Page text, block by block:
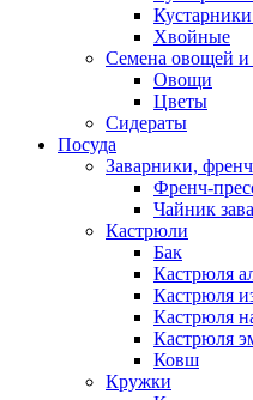
Хвойные
Семена овощей и
Овощи
Цветы
Сидераты
Посуда
Заварники,
Френч-
Чайник
Кастрюли
Бак
Кастрюля
Кастрюля
Кастрюля
Кастрюля
Ковш
Кружки